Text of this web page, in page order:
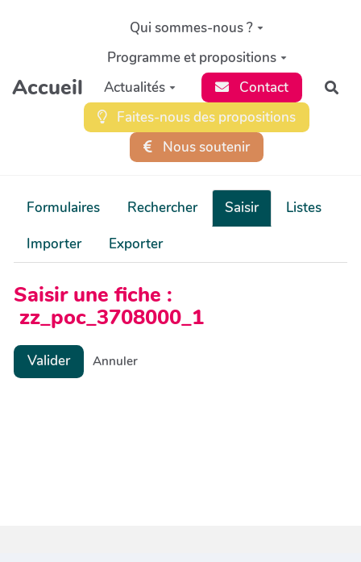
Aller au contenu principal
Accueil
Qui sommes-nous ?
Programme et propositions
Actualités
Contact
Faites-nous des propositions
Nous soutenir
Formulaires Rechercher Saisir
Listes
Importer
Exporter
Saisir une fiche :
zz_poc_3708000_1
Valider Annuler